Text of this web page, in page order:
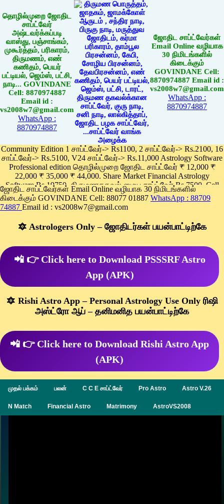
தொழில்முறை ஜோதிட
சாப்ட்வேர்
அஷ்டவர்க்கப்படி
வாஸ்து, பஞ்சாங்கம்,
முகூர்த்தம், பரிகாரம்,
திருமணம், எண்
கணிதம், பெயர்
பட்டியல், ஜெம்ஸ், பட்சி,
நாடி... GOVINDANE
Cell: 8870974887
Email id :
vs2008w7@gmail.com
WhatsApp :
8870974887
ஜோதிட சாப்ட்வேர்கள்
Email Online வழியாக
30 நிமிடங்களில்
கிடைக்கும்
GOVINDANE Cell:
8870974887 Email id :
vs2008w7@gmail.com
WhatsApp :
8870974887
Community Edition 1 சாப்ட்வேர்-> Rs1100, 2 சாப்ட்வேர்-> Rs.2100, 16
சாப்ட்வேர்-> Rs.5100, V24 சாப்ட்வேர்-> Rs.11,000 Astrology Software
Professional edition தொழில்முறை ஜோதிட சாப்ட்வேர் ₹ 12,000 ₹
22,000 ₹ 35,000 ₹ 44,000. Share Market Financial Astrology
Software Rs.19750, திருமணதகவல் மைய சாப்ட்வேர் Rs.7500, Cell
Phone App Rs. 1100
Pay online
ஜோதிட சாப்ட்வேர்கள் Email Online வழியாக 30 நிமிடங்களில்
கிடைக்கும் GOVINDANE Cell: 88077 01887 WhatsApp : 88709
74887 Email id : vs2008w7@gmail.com
🔯 Astrologers Only – ஜோதிடர்கள் பயன்பாட்டிற்கே
📲 👉 Click here to Download PSSSRF Astro
App (APK)
🔯 Rishi Astro App – Personal Astrology Use Only ரிஷி
அஸ்ட்ரோ ஆப் – தனிமனித பயன்பாட்டிற்கே
📲 👉 Click here to Download Rishi Astro App
(APK)
முதல் பக்கம் பலன் C C E சாப்ட்வேர் Pro Astro Astro V.26
N Match Financial Astro Matrimony AstroVS2008